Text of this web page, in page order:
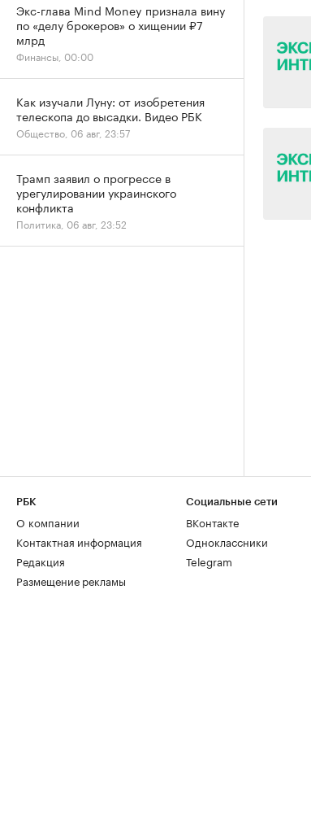
Экс-глава Mind Money признала вину
по «делу брокеров» о хищении ₽7
млрд
Финансы, 00:00
Как изучали Луну: от изобретения
телескопа до высадки. Видео РБК
Общество, 06 авг, 23:57
Трамп заявил о прогрессе в
урегулировании украинского
конфликта
Политика, 06 авг, 23:52
РБК
О компании
Контактная информация
Редакция
Размещение рекламы
Социальные сети
ВКонтакте
Одноклассники
Telegram